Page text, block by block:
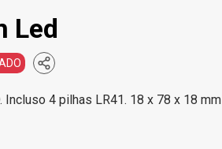
Led
Incluso 4 pilhas LR41. 18 x 78 x 18 mm